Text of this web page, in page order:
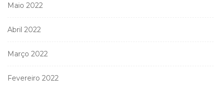
Maio 2022
Abril 2022
Março 2022
Fevereiro 2022